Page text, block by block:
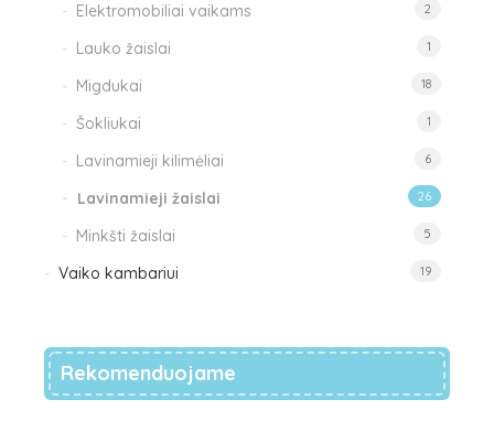
Elektromobiliai vaikams 2
Lauko žaislai 1
Migdukai 18
Šokliukai 1
Lavinamieji kilimėliai 6
Lavinamieji žaislai 26
Minkšti žaislai 5
Vaiko kambariui 19
Rekomenduojame